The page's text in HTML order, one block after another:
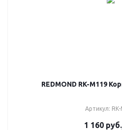
REDMOND RK-M119
Артикул:
1 160 руб.